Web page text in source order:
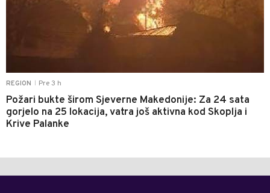
REGION Pre 3 h
Požari bukte širom Sjeverne Makedonije: Za 24 sata
gorjelo na 25 lokacija, vatra još aktivna kod Skoplja i
Krive Palanke